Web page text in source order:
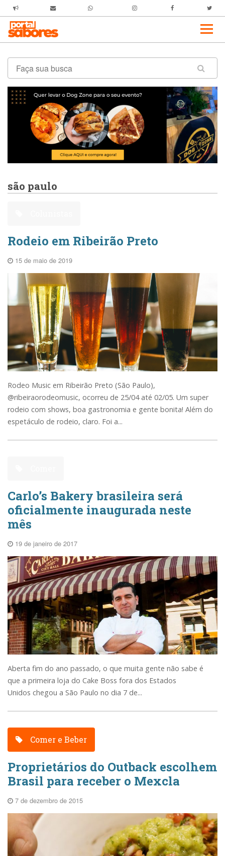
são paulo
Rodeio em Ribeirão Preto
15 de maio de 2019
Rodeo Music em Ribeirão Preto (São Paulo),
@ribeiraorodeomusic, ocorreu de 25/04 até 02/05. Um super
rodeio com shows, boa gastronomia e gente bonita! Além do
espetáculo de rodeio, claro. Foi a...
Carlo’s Bakery brasileira será
oficialmente inaugurada neste
mês
19 de janeiro de 2017
Aberta fim do ano passado, o que muita gente não sabe é
que a primeira loja do Cake Boss fora dos Estados
Unidos chegou a São Paulo no dia 7 de...
Comer e Beber
Proprietários do Outback escolhem
Brasil para receber o Mexcla
7 de dezembro de 2015